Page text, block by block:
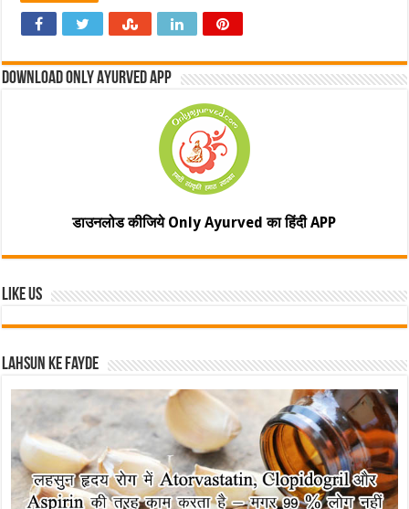
Download Only Ayurved App
डाउनलोड कीजिये Only Ayurved का हिंदी APP
Like Us
Lahsun ke fayde